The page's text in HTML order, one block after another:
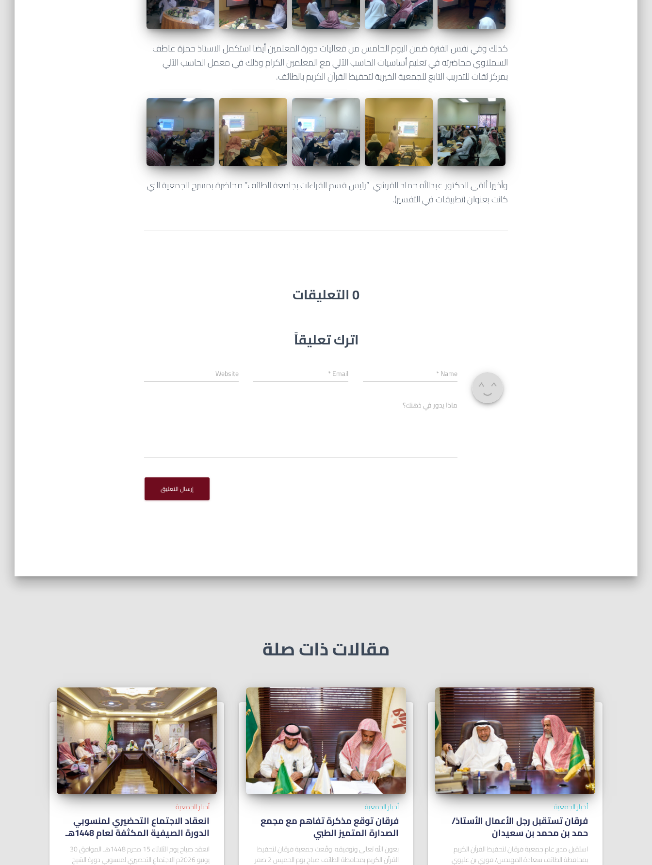
كذلك وفي نفس الفترة ضمن اليوم الخامس من فعاليات دورة المعلمين أيضا استكمل الاستاذ حمزة عاطف
السملاوي محاضرته في تعليم أساسيات الحاسب الآلي مع المعلمين الكرام وذلك في معمل الحاسب الآلي
بمركز ثقات للتدريب التابع للجمعية الخيرية لتحفيظ القرآن الكريم بالطائف.
وأخيرا ألقى الدكتور عبدالله حماد القرشي “رئيس قسم القراءات بجامعة الطائف” محاضرة بمسرح الجمعية التي
كانت بعنوان (تطبيقات في التفسير).
0 التعليقات
اترك تعليقاً
Name
*
Email
*
Website
ماذا يدور في ذهنك؟
مقالات ذات صلة
أخبار الجمعية
فرقان تستقبل رجل الأعمال الأستاذ/
ﺣﻤﺪ ﺑﻦ ﻣﺤﻤﺪ ﺑﻦ ﺳﻌﻴﺪان
استقبل مدير عام جمعية فرقان لتحفيظ القرآن الكريم
بمحافظة الطائف سعادة المهندس/ فوزي بن عليوي
أخبار الجمعية
فرقان توقع مذكرة تفاهم مع مجمع
الصدارة المتميز الطبي
بعون الله تعالى وتوفيقه، وقّعت جمعية فرقان لتحفيظ
القرآن الكريم بمحافظة الطائف صباح يوم الخميس 2 صفر
أخبار الجمعية
انعقاد الاجتماع التحضيري لمنسوبي
الدورة الصيفية المكثفة لعام 1448هـ
انعقد صباح يوم الثلاثاء 15 محرم 1448هـ الموافق 30
يونيو 2026م الاجتماع التحضيري لمنسوبي دورة الشيخ